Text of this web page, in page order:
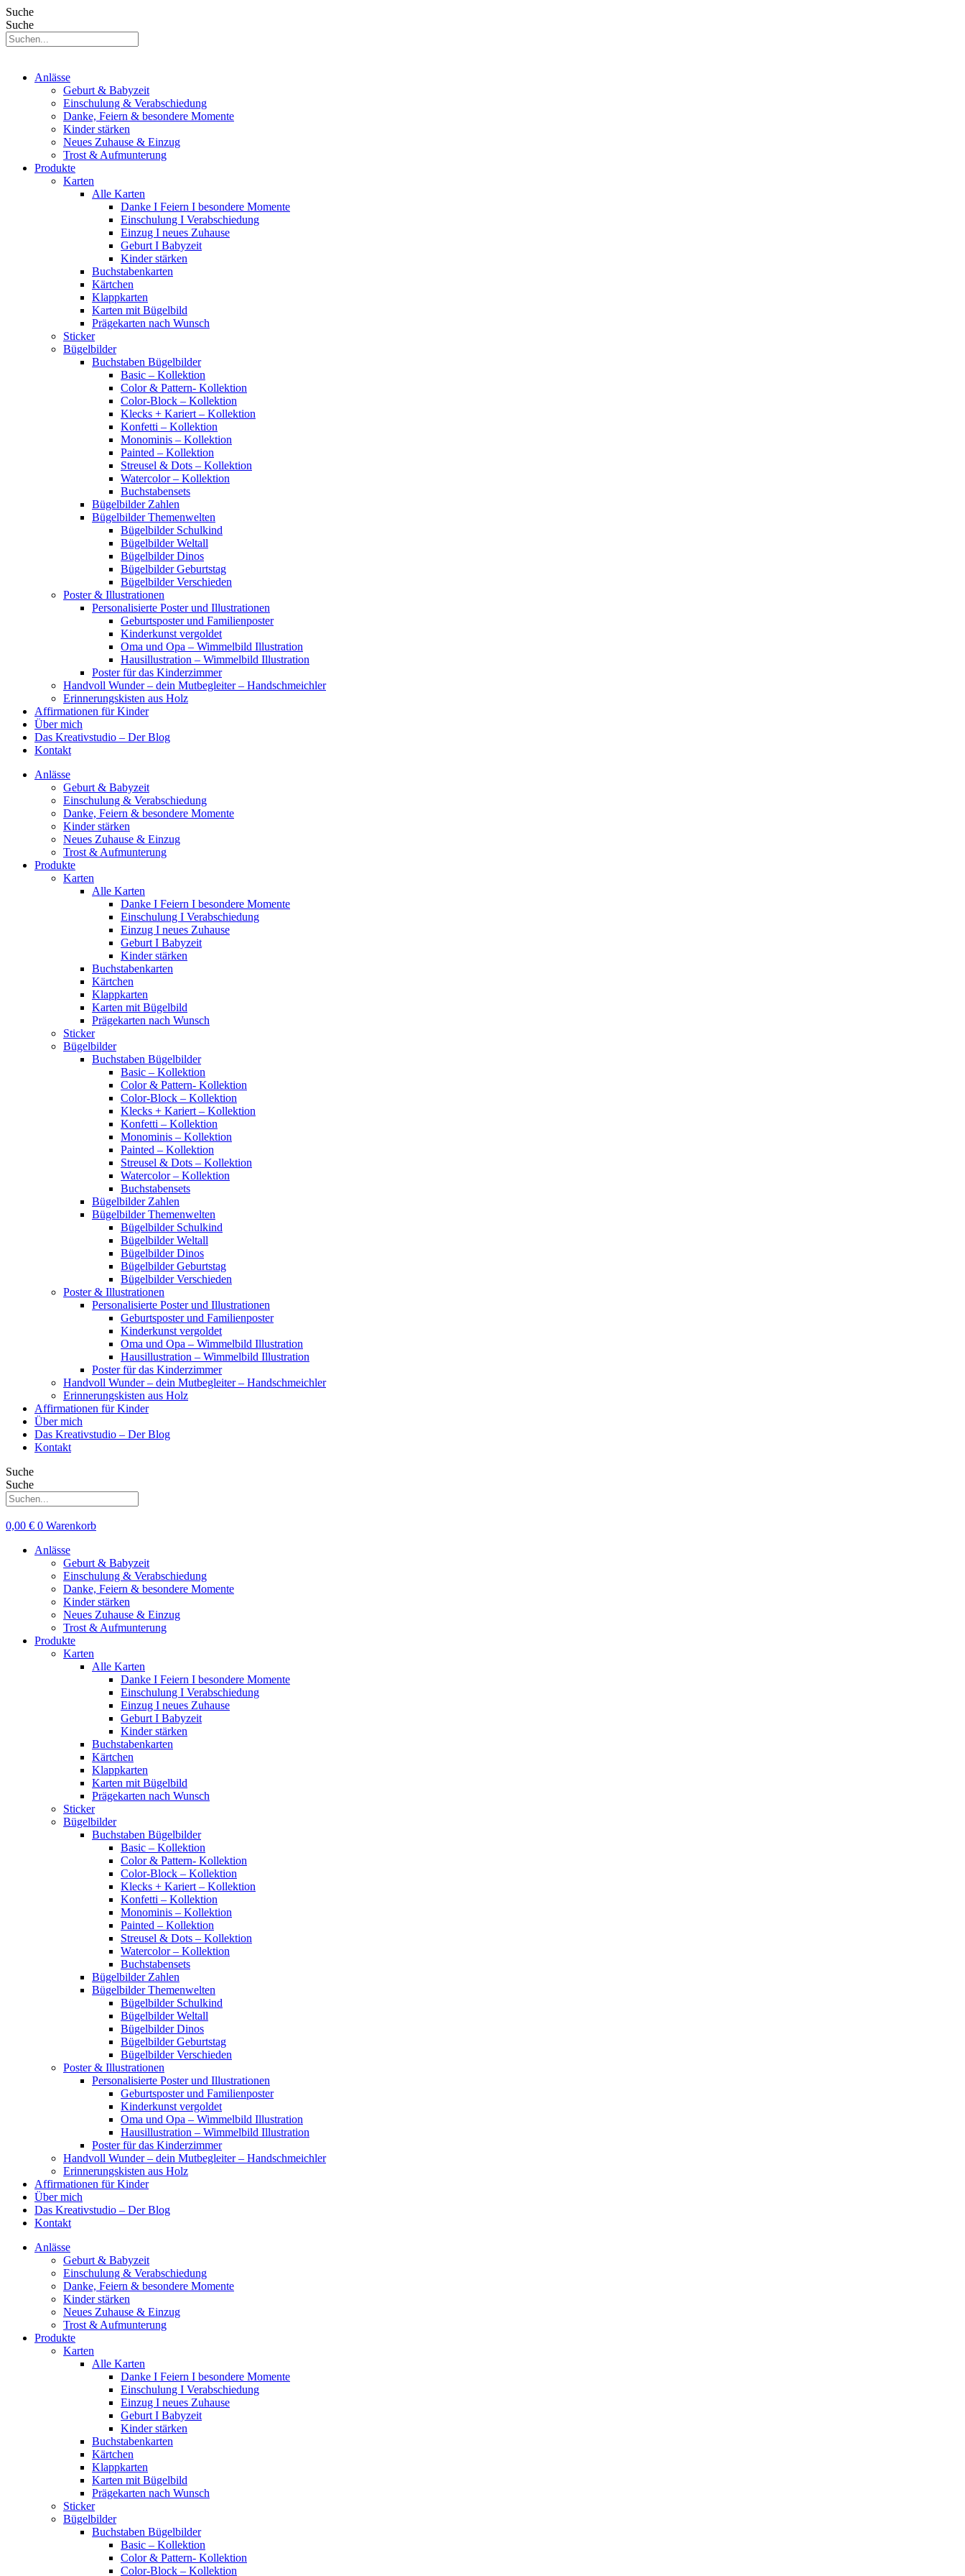
Suche
Suche
Anlässe
Geburt & Babyzeit
Einschulung & Verabschiedung
Danke, Feiern & besondere Momente
Kinder stärken
Neues Zuhause & Einzug
Trost & Aufmunterung
Produkte
Karten
Alle Karten
Danke I Feiern I besondere Momente
Einschulung I Verabschiedung
Einzug I neues Zuhause
Geburt I Babyzeit
Kinder stärken
Buchstabenkarten
Kärtchen
Klappkarten
Karten mit Bügelbild
Prägekarten nach Wunsch
Sticker
Bügelbilder
Buchstaben Bügelbilder
Basic – Kollektion
Color & Pattern- Kollektion
Color-Block – Kollektion
Klecks + Kariert – Kollektion
Konfetti – Kollektion
Monominis – Kollektion
Painted – Kollektion
Streusel & Dots – Kollektion
Watercolor – Kollektion
Buchstabensets
Bügelbilder Zahlen
Bügelbilder Themenwelten
Bügelbilder Schulkind
Bügelbilder Weltall
Bügelbilder Dinos
Bügelbilder Geburtstag
Bügelbilder Verschieden
Poster & Illustrationen
Personalisierte Poster und Illustrationen
Geburtsposter und Familienposter
Kinderkunst vergoldet
Oma und Opa – Wimmelbild Illustration
Hausillustration – Wimmelbild Illustration
Poster für das Kinderzimmer
Handvoll Wunder – dein Mutbegleiter – Handschmeichler
Erinnerungskisten aus Holz
Affirmationen für Kinder
Über mich
Das Kreativstudio – Der Blog
Kontakt
Anlässe
Geburt & Babyzeit
Einschulung & Verabschiedung
Danke, Feiern & besondere Momente
Kinder stärken
Neues Zuhause & Einzug
Trost & Aufmunterung
Produkte
Karten
Alle Karten
Danke I Feiern I besondere Momente
Einschulung I Verabschiedung
Einzug I neues Zuhause
Geburt I Babyzeit
Kinder stärken
Buchstabenkarten
Kärtchen
Klappkarten
Karten mit Bügelbild
Prägekarten nach Wunsch
Sticker
Bügelbilder
Buchstaben Bügelbilder
Basic – Kollektion
Color & Pattern- Kollektion
Color-Block – Kollektion
Klecks + Kariert – Kollektion
Konfetti – Kollektion
Monominis – Kollektion
Painted – Kollektion
Streusel & Dots – Kollektion
Watercolor – Kollektion
Buchstabensets
Bügelbilder Zahlen
Bügelbilder Themenwelten
Bügelbilder Schulkind
Bügelbilder Weltall
Bügelbilder Dinos
Bügelbilder Geburtstag
Bügelbilder Verschieden
Poster & Illustrationen
Personalisierte Poster und Illustrationen
Geburtsposter und Familienposter
Kinderkunst vergoldet
Oma und Opa – Wimmelbild Illustration
Hausillustration – Wimmelbild Illustration
Poster für das Kinderzimmer
Handvoll Wunder – dein Mutbegleiter – Handschmeichler
Erinnerungskisten aus Holz
Affirmationen für Kinder
Über mich
Das Kreativstudio – Der Blog
Kontakt
Suche
Suche
0,00 € 0 Warenkorb
Anlässe
Geburt & Babyzeit
Einschulung & Verabschiedung
Danke, Feiern & besondere Momente
Kinder stärken
Neues Zuhause & Einzug
Trost & Aufmunterung
Produkte
Karten
Alle Karten
Danke I Feiern I besondere Momente
Einschulung I Verabschiedung
Einzug I neues Zuhause
Geburt I Babyzeit
Kinder stärken
Buchstabenkarten
Kärtchen
Klappkarten
Karten mit Bügelbild
Prägekarten nach Wunsch
Sticker
Bügelbilder
Buchstaben Bügelbilder
Basic – Kollektion
Color & Pattern- Kollektion
Color-Block – Kollektion
Klecks + Kariert – Kollektion
Konfetti – Kollektion
Monominis – Kollektion
Painted – Kollektion
Streusel & Dots – Kollektion
Watercolor – Kollektion
Buchstabensets
Bügelbilder Zahlen
Bügelbilder Themenwelten
Bügelbilder Schulkind
Bügelbilder Weltall
Bügelbilder Dinos
Bügelbilder Geburtstag
Bügelbilder Verschieden
Poster & Illustrationen
Personalisierte Poster und Illustrationen
Geburtsposter und Familienposter
Kinderkunst vergoldet
Oma und Opa – Wimmelbild Illustration
Hausillustration – Wimmelbild Illustration
Poster für das Kinderzimmer
Handvoll Wunder – dein Mutbegleiter – Handschmeichler
Erinnerungskisten aus Holz
Affirmationen für Kinder
Über mich
Das Kreativstudio – Der Blog
Kontakt
Anlässe
Geburt & Babyzeit
Einschulung & Verabschiedung
Danke, Feiern & besondere Momente
Kinder stärken
Neues Zuhause & Einzug
Trost & Aufmunterung
Produkte
Karten
Alle Karten
Danke I Feiern I besondere Momente
Einschulung I Verabschiedung
Einzug I neues Zuhause
Geburt I Babyzeit
Kinder stärken
Buchstabenkarten
Kärtchen
Klappkarten
Karten mit Bügelbild
Prägekarten nach Wunsch
Sticker
Bügelbilder
Buchstaben Bügelbilder
Basic – Kollektion
Color & Pattern- Kollektion
Color-Block – Kollektion